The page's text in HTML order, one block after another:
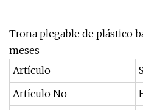
Trona plegable de plástico
meses
Artículo
Artículo No